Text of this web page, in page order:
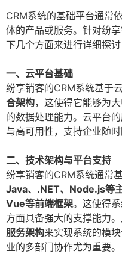
CRM系统的基础平台通常
体的产品或服务。针对纷
下几个方面来进行详细探讨
一、云平台基础
纷享销客的CRM系统基于
合架构，这使得它能够为
的数据处理能力。云平台
与高可用性，支持企业随
二、技术架构与平台支持
纷享销客的CRM系统通常
Java、.NET、Node.js等
Vue等前端框架。这使得
方面具备强大的支撑能力
服务架构来实现系统的模
业的多部门协作尤为重要。